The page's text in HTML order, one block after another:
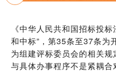
《中华人民共和国招标投
和中标”，第35条至37条为
为组建评标委员会的相关
与具体办事程序不是紧耦